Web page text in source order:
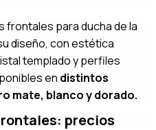
frontales para ducha de la
diseño, con estética
templado y perfiles
en distintos
mate, blanco y dorado.
precios